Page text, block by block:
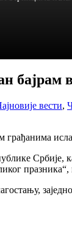
вести,
Србије,
празника“,